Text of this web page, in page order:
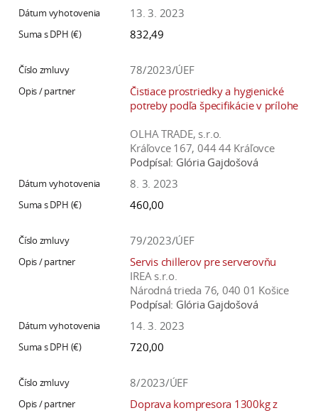
13. 3. 2023
832,49
78/2023/ÚEF
Čistiace prostriedky a hygienické
potreby podľa špecifikácie v prílohe
OLHA TRADE, s.r.o.
Kráľovce 167, 044 44 Kráľovce
Podpísal: Glória Gajdošová
8. 3. 2023
460,00
79/2023/ÚEF
Servis chillerov pre serverovňu
IREA s.r.o.
Národná trieda 76, 040 01 Košice
Podpísal: Glória Gajdošová
14. 3. 2023
720,00
8/2023/ÚEF
Doprava kompresora 1300kg z